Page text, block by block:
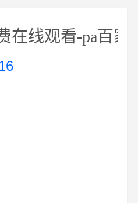
在线观看-pa百家乐